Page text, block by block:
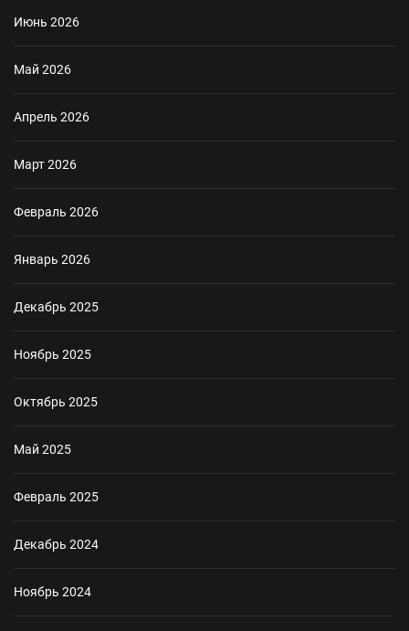
Июнь 2026
Май 2026
Апрель 2026
Март 2026
Февраль 2026
Январь 2026
Декабрь 2025
Ноябрь 2025
Октябрь 2025
Май 2025
Февраль 2025
Декабрь 2024
Ноябрь 2024